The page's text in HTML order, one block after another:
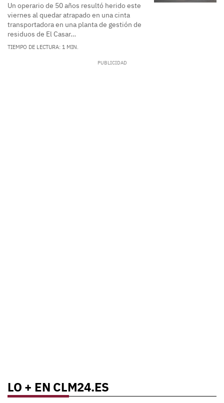
Un operario de 50 años resultó herido este
viernes al quedar atrapado en una cinta
transportadora en una planta de gestión de
residuos de El Casar…
TIEMPO DE LECTURA: 1 MIN.
LO + EN CLM24.ES